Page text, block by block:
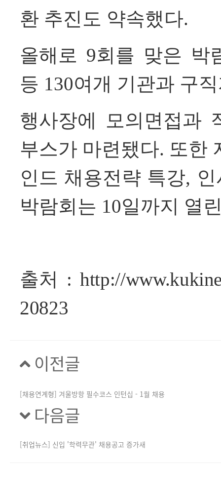
환 추진도 약속했다.
올해로 9회를 맞은 박
등 130여개 기관과 구
행사장에 모의면접과
부스가 마련됐다. 또한
인드 채용전략 특강,
박람회는 10일까지 열
출처 :http://
20823
이전글
[채용연계형] 겨울방항 필수코스 인턴십 - 1월 채용
다음글
[취업뉴스] 신입 '학력무관' 채용공고 증가새